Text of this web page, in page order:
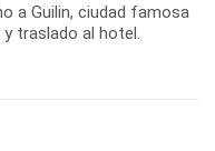
a Guilin, ciudad famosa
traslado al hotel.